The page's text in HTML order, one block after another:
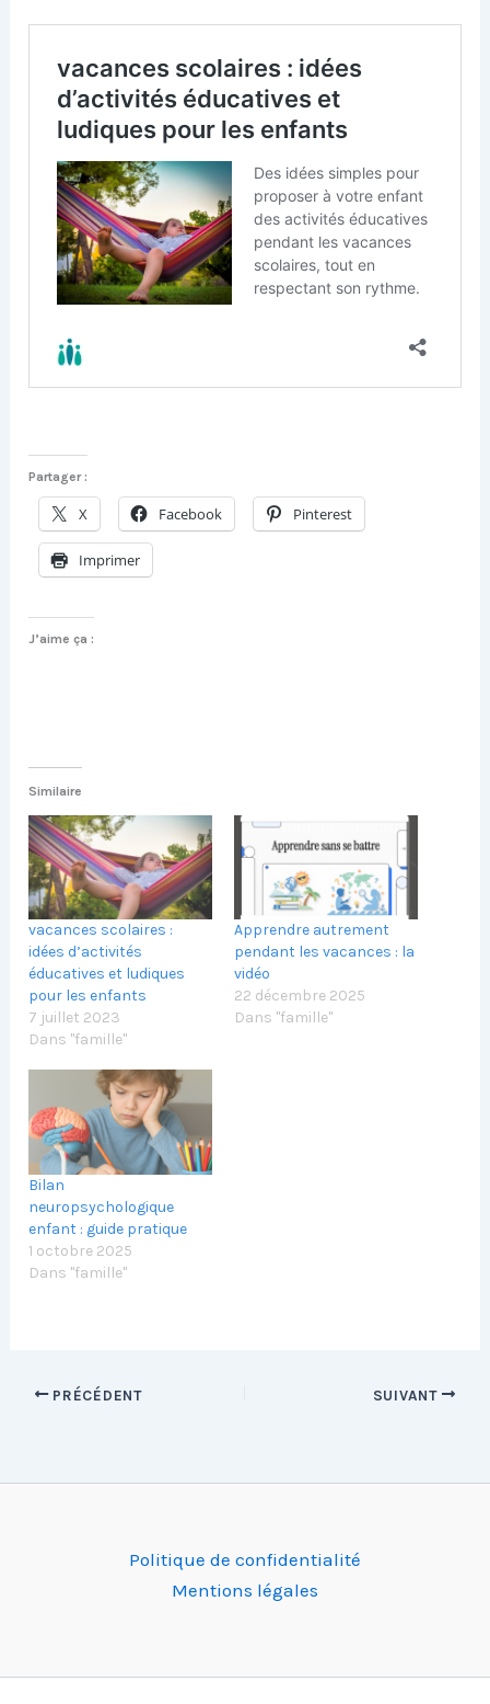
Partager :
X Facebook Pinterest
Imprimer
J’aime ça :
Similaire
vacances scolaires :
idées d’activités
éducatives et ludiques
pour les enfants
7 juillet 2023
Dans "famille"
Apprendre autrement
pendant les vacances : la
vidéo
22 décembre 2025
Dans "famille"
Bilan
neuropsychologique
enfant : guide pratique
1 octobre 2025
Dans "famille"
PRÉCÉDENT SUIVANT
Politique de confidentialité
Mentions légales